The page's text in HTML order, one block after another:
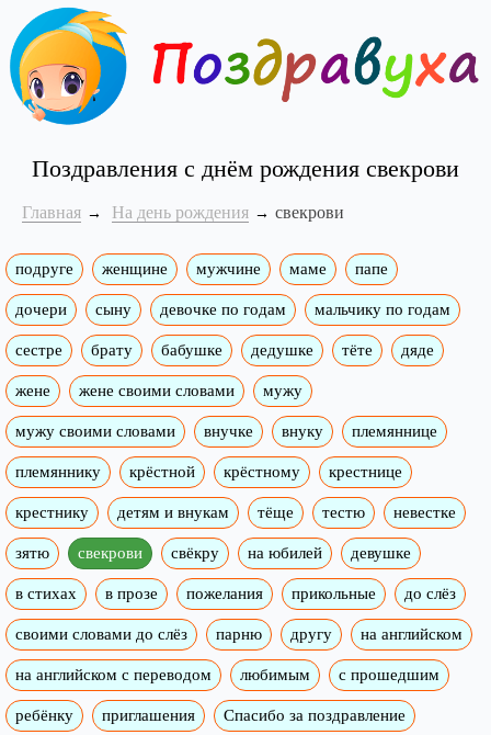
Поздравления с днём рождения свекрови
Главная На день рождения свекрови
подруге женщине мужчине маме папе
дочери сыну девочке по годам мальчику по годам
сестре брату бабушке дедушке тёте дяде
жене жене своими словами мужу
мужу своими словами внучке внуку племяннице
племяннику крёстной крёстному крестнице
крестнику детям и внукам тёще тестю невестке
зятю свекрови свёкру на юбилей девушке
в стихах в прозе пожелания прикольные до слёз
своими словами до слёз парню другу на английском
на английском с переводом любимым с прошедшим
ребёнку приглашения Спасибо за поздравление